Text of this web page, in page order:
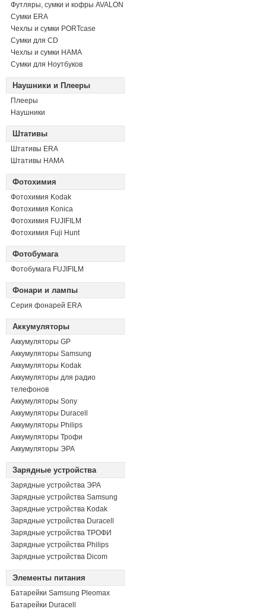
Футляры, сумки и кофры AVALON
Сумки ERA
Чехлы и сумки PORTcase
Сумки для CD
Чехлы и сумки HAMA
Сумки для Ноутбуков
Наушники и Плееры
Плееры
Наушники
Штативы
Штативы ERA
Штативы HAMA
Фотохимия
Фотохимия Kodak
Фотохимия Konica
Фотохимия FUJIFILM
Фотохимия Fuji Hunt
Фотобумага
Фотобумага FUJIFILM
Фонари и лампы
Серия фонарей ERA
Аккумуляторы
Аккумуляторы GP
Аккумуляторы Samsung
Аккумуляторы Kodak
Аккумуляторы для радио
телефонов
Аккумуляторы Sony
Аккумуляторы Duracell
Аккумуляторы Philips
Аккумуляторы Трофи
Аккумуляторы ЭРА
Зарядные устройства
Зарядные устройства ЭРА
Зарядные устройства Samsung
Зарядные устройства Kodak
Зарядные устройства Duracell
Зарядные устройства ТРОФИ
Зарядные устройства Philips
Зарядные устройства Dicom
Элементы питания
Батарейки Samsung Pleomax
Батарейки Duracell